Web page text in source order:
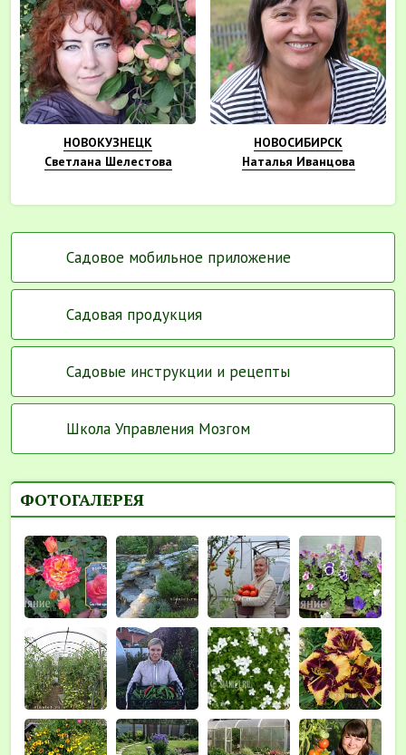
НОВОКУЗНЕЦК
Светлана Шелестова
НОВОСИБИРСК
Наталья Иванцова
Садовое мобильное приложение
Садовая продукция
Садовые инструкции и рецепты
Школа Управления Мозгом
ФОТОГАЛЕРЕЯ